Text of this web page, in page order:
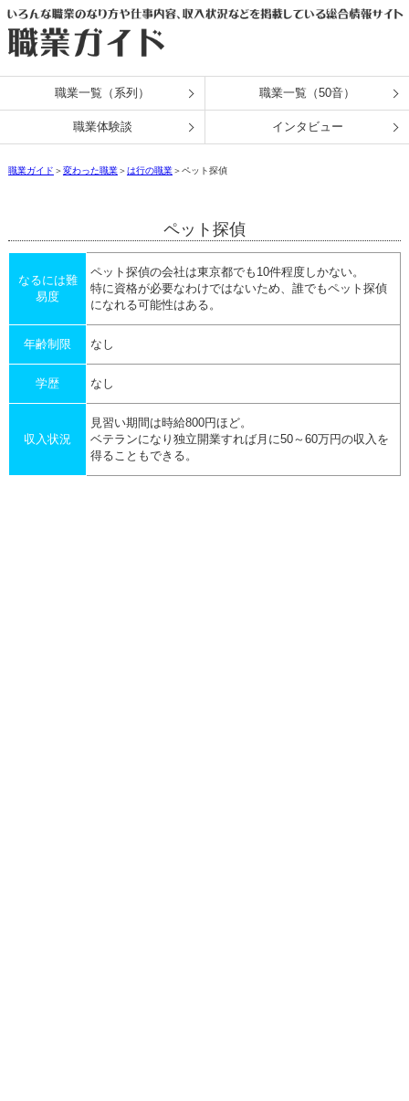
職業一覧（系列） 職業一覧（50音）
職業体験談 インタビュー
職業ガイド ＞変わった職業＞は行の職業＞ペット探偵
ペット探偵
なるには難
易度
ペット探偵の会社は東京都でも10件程度しかない。
特に資格が必要なわけではないため、誰でもペット探偵
になれる可能性はある。
年齢制限 なし
学歴 なし
収入状況
見習い期間は時給800円ほど。
ベテランになり独立開業すれば月に50～60万円の収入を
得ることもできる。